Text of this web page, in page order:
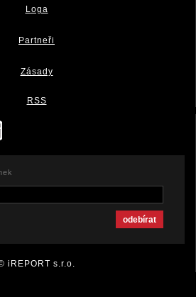
Loga
Partneři
Zásady
RSS
iREPORT s.r.o.